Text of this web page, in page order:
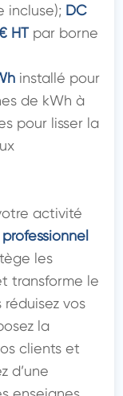
incluse); DC
HT par borne
installé pour
de kWh à
pour lisser la
activité
les
transforme le
vos
clients et
d’une